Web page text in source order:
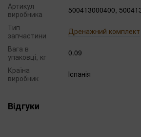
Артикул
виробника
500413000400,
Тип
запчастини
Дренажний комплект
Вага в
упаковці, кг
0.09
Країна
виробник
Іспанія
Відгуки